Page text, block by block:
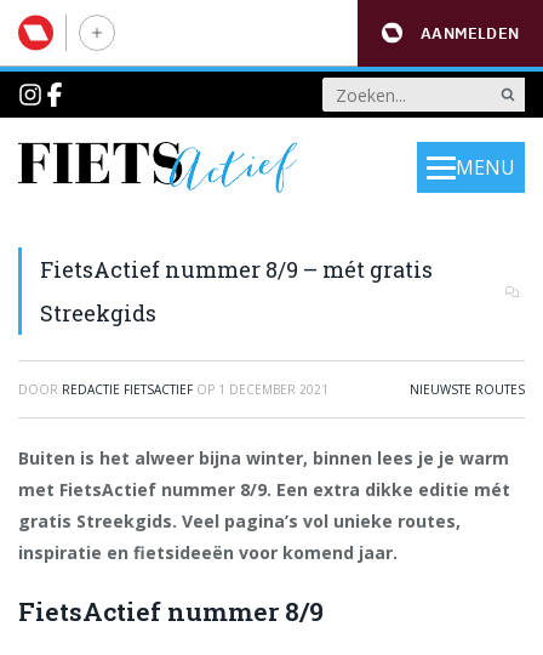
AANMELDEN
MENU
FietsActief nummer 8/9 – mét gratis
Streekgids
DOOR REDACTIE FIETSACTIEF OP 1 DECEMBER 2021 NIEUWSTE ROUTES
Buiten is het alweer bijna winter, binnen lees je je warm
met FietsActief nummer 8/9. Een extra dikke editie mét
gratis Streekgids. Veel pagina’s vol unieke routes,
inspiratie en fietsideeën voor komend jaar.
FietsActief nummer 8/9